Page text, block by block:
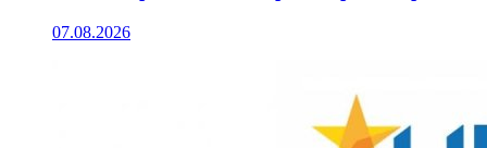
07.08.2026